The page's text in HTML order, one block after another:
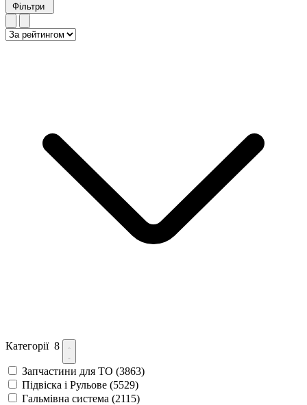
Фільтри
Категорії 8
Запчастини для ТО (3863)
Підвіска і Рульове (5529)
Гальмівна система (2115)